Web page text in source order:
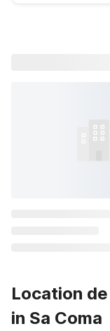
Location
in Sa Coma